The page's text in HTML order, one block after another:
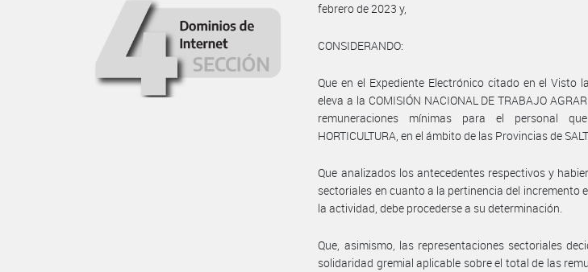
febrero de 2023 y,
CONSIDERANDO:
Que en el Expediente Electrónico citado en el Visto
eleva a la COMISIÓN NACIONAL DE TRABAJO
remuneraciones mínimas para el personal
HORTICULTURA, en el ámbito de las Provincias de
Que analizados los antecedentes respectivos y
sectoriales en cuanto a la pertinencia del incremento
la actividad, debe procederse a su determinación.
Que, asimismo, las representaciones sectoriales
solidaridad gremial aplicable sobre el total de las